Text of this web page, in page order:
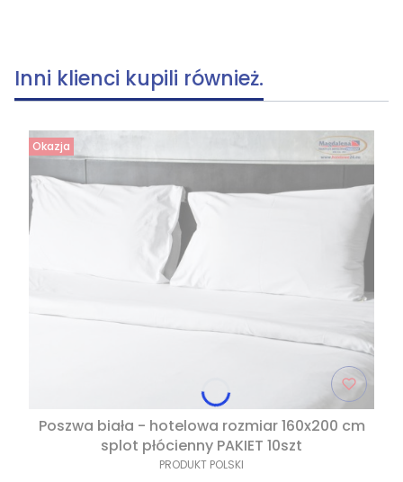
Inni klienci kupili również.
Okazja
Poszwa biała - hotelowa rozmiar 160x200 cm
splot płócienny PAKIET 10szt
PRODUKT POLSKI